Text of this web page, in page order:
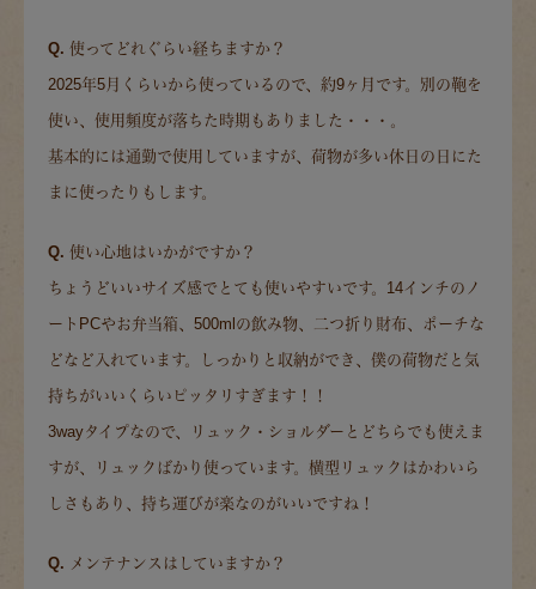
Q. 使ってどれぐらい経ちますか？
2025年5月くらいから使っているので、約9ヶ月です。別の鞄を
使い、使用頻度が落ちた時期もありました・・・。
基本的には通勤で使用していますが、荷物が多い休日の日にた
まに使ったりもします。
Q. 使い心地はいかがですか？
ちょうどいいサイズ感でとても使いやすいです。14インチのノ
ートPCやお弁当箱、500mlの飲み物、二つ折り財布、ポーチな
どなど入れています。しっかりと収納ができ、僕の荷物だと気
持ちがいいくらいピッタリすぎます！！
3wayタイプなので、リュック・ショルダーとどちらでも使えま
すが、リュックばかり使っています。横型リュックはかわいら
しさもあり、持ち運びが楽なのがいいですね！
Q. メンテナンスはしていますか？